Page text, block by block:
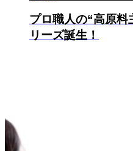
プロ職人の“高原料
リーズ誕生！